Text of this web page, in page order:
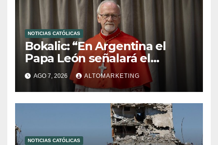
NOTICIAS CATÓLICAS
Bokalic: “En Argentina el
Papa León señalará el
compromiso del cristiano”
AGO 7, 2026 ALTOMARKETING
NOTICIAS CATÓLICAS